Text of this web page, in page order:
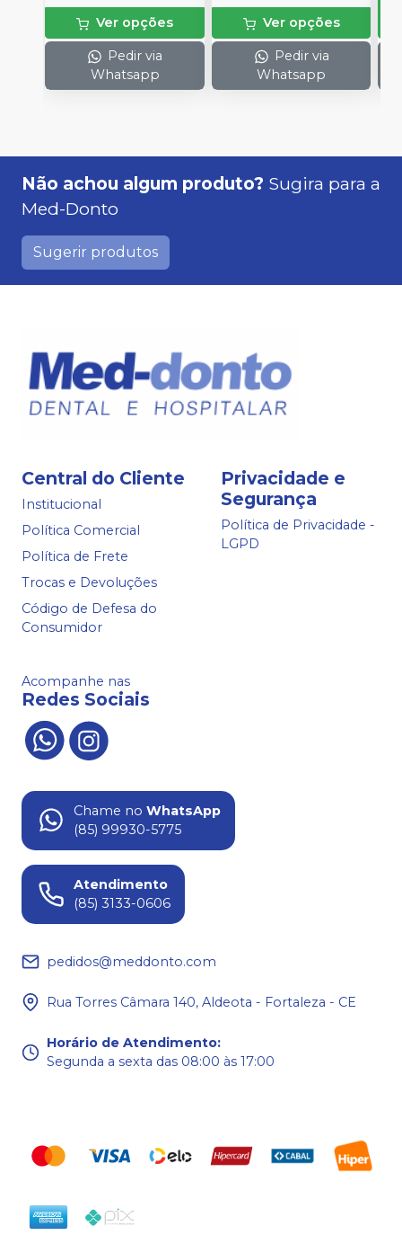
Ver opções
Pedir via
Whatsapp
Ver opções
Pedir via
Whatsapp
Não achou algum produto? Sugira para a
Med-Donto
Sugerir produtos
Central do Cliente
Institucional
Política Comercial
Política de Frete
Trocas e Devoluções
Código de Defesa do
Consumidor
Privacidade e
Segurança
Política de Privacidade -
LGPD
Acompanhe nas
Redes Sociais
Chame no WhatsApp
(85) 99930-5775
Atendimento
(85) 3133-0606
pedidos@meddonto.com
Rua Torres Câmara 140, Aldeota - Fortaleza - CE
Horário de Atendimento:
Segunda a sexta das 08:00 às 17:00